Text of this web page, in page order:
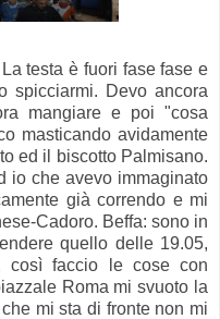
testa è fuori fase fase e
spicciarmi. Devo ancora
mangiare e poi "cosa
masticando avidamente
ed il biscotto Palmisano.
io che avevo immaginato
già correndo e mi
Cadoro. Beffa: sono in
quello delle 19.05,
così faccio le cose con
Roma mi svuoto la
mi sta di fronte non mi